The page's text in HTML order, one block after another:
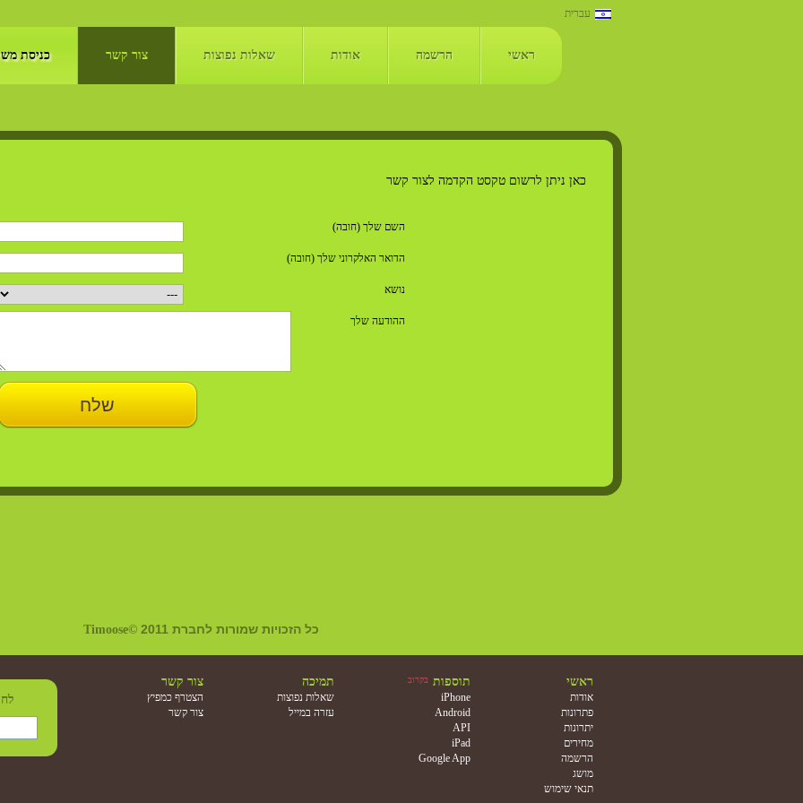
עברית
ראשי הרשמה אודות שאלות נפוצות צור קשר כניסת
כאן ניתן לרשום טקסט הקדמה לצור קשר
השם שלך (חובה)
הדואר האלקרוני שלך (חובה)
נושא
ההודעה שלך
כל הזכויות שמורות לחברת Timoose© 2011
ראשי
אודות
פתרונות
יתרונות
מחירים
הרשמה
מושג
תנאי שימוש
תוספות בקרוב
iPhone
Android
API
iPad
Google App
תמיכה
שאלות נפוצות
עזרה במייל
צור קשר
הצטרף כמפיץ
צור קשר